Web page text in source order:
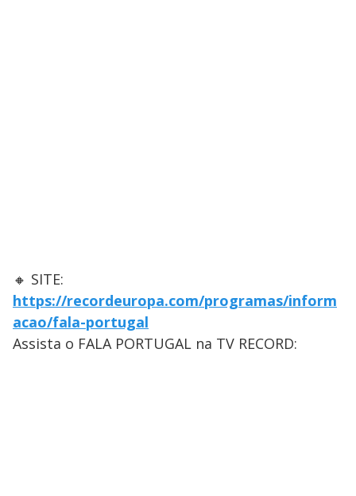
🔸 SITE:
https://recordeuropa.com/programas/inform
acao/fala-portugal
Assista o FALA PORTUGAL na TV RECORD: